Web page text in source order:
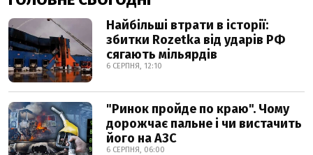
Найбільші втрати в історії:
збитки Rozetka від ударів РФ
сягають мільярдів
6 СЕРПНЯ, 12:10
"Ринок пройде по краю". Чому
дорожчає пальне і чи вистачить
його на АЗС
6 СЕРПНЯ, 06:00